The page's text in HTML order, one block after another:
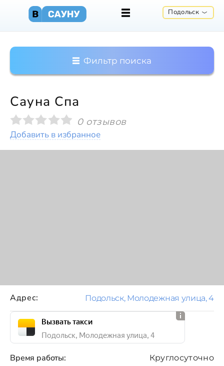
Подольск
Фильтр поиска
Сауна Спа
0 отзывов
Добавить в избранное
Время работы: Круглосуточно
Адрес: Подольск, Молодежная улица, 4
Вызвать такси
Подольск, Молодежная улица, 4